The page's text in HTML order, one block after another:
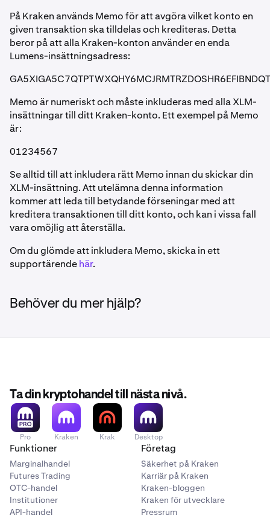
På Kraken används Memo för att avgöra vilket konto en
given transaktion ska tilldelas och krediteras. Detta
beror på att alla Kraken-konton använder en enda
Lumens-insättningsadress:
Memo är numeriskt och måste inkluderas med alla XLM-
insättningar till ditt Kraken-konto. Ett exempel på Memo
är:
01234567
Se alltid till att inkludera rätt Memo innan du skickar din
XLM-insättning. Att utelämna denna information
kommer att leda till betydande förseningar med att
kreditera transaktionen till ditt konto, och kan i vissa fall
vara omöjlig att återställa.
Om du glömde att inkludera Memo, skicka in ett
supportärendehär.
Behöver du mer hjälp?
Ta din kryptohandel till nästa nivå.
Pro Kraken Krak Desktop
Funktioner
Marginalhandel
Futures Trading
OTC-handel
Institutioner
API-handel
Företag
Säkerhet på Kraken
Karriär på Kraken
Kraken-bloggen
Kraken för utvecklare
Pressrum